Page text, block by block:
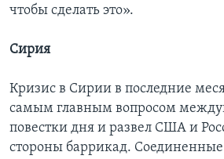
чтобы сделать это».
Сирия
Кризис в Сирии в последние
самым главным вопросом
повестки дня и развел США и
стороны баррикад.